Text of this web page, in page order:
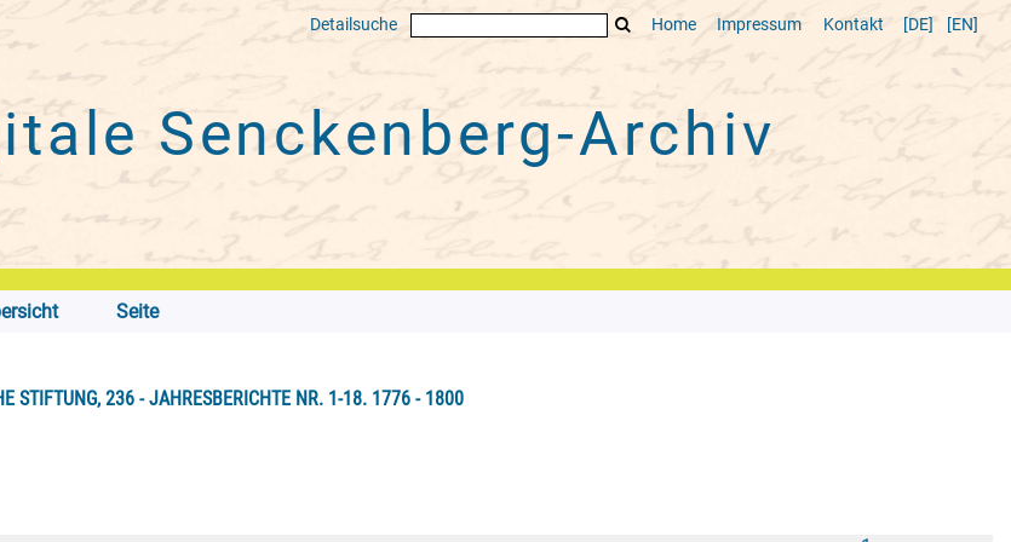
Detailsuche Home Impressum Kontakt [DE] [EN]
Senckenberg-Archiv
Seite
STIFTUNG, 236 - JAHRESBERICHTE NR. 1-18. 1776 - 1800